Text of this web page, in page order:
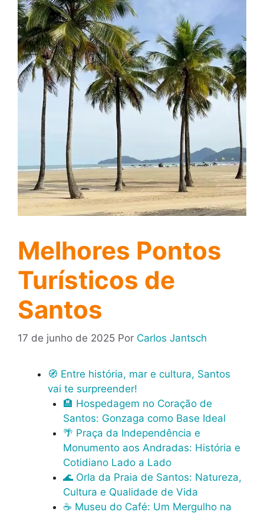
Melhores Pontos
Turísticos de
Santos
17 de junho de 2025 Por Carlos Jantsch
🧭 Entre história, mar e cultura, Santos
vai te surpreender!
🏨 Hospedagem no Coração de
Santos: Gonzaga como Base Ideal
🌴 Praça da Independência e
Monumento aos Andradas: História e
Cotidiano Lado a Lado
🌊 Orla da Praia de Santos: Natureza,
Cultura e Qualidade de Vida
☕ Museu do Café: Um Mergulho na